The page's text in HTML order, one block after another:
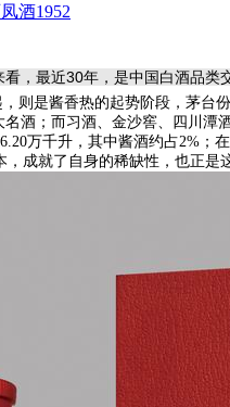
酒1952
看，最近30年，是中国白酒品类
则是酱香热的起势阶段，茅台
酒；而习酒、金沙窖、四川潭
万千升，其中酱酒约占2%；
成就了自身的稀缺性，也正是